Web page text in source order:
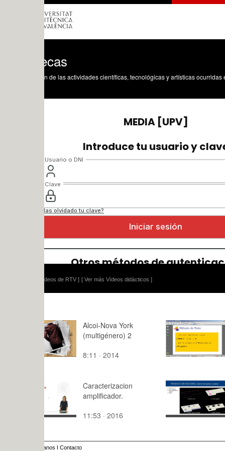
de las actividades científicas, tecnológicas y artísticas ocurridas en los tres
[ Ver más Vídeos didácticos ]
Alcoi-Nova York
(multigénero) 2
8:11 · 2014
Tema 9.
ecuaciones
de Euler.
14:34 ·
Caracterizacion
amplificador.
11:53 · 2016
Ejercicio
de
para
biomédica
4:18 · 2025